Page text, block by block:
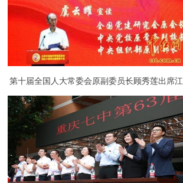
第十届全国人大常委会原副委员长顾秀莲出席江
苏中远助学帮老基金会成立十周年总结表彰大会